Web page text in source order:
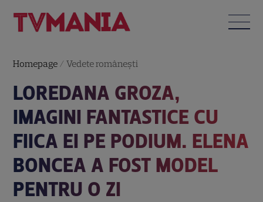
Homepage /Vedete româneşti
LOREDANA GROZA,
IMAGINI FANTASTICE CU
FIICA EI PE PODIUM. ELENA
BONCEA A FOST MODEL
PENTRU O ZI